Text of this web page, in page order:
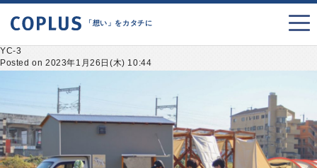
「想い」をカタチに
YC-3
Posted on 2023年1月26日(木) 10:44